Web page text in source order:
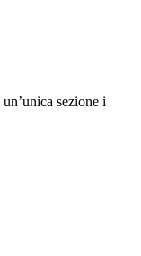
sezione i